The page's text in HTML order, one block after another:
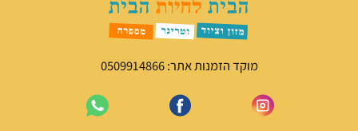
ר
י
ה
י
:
2
ח
י
ה
ו
מוקד הזמנות אתר: 0509914866